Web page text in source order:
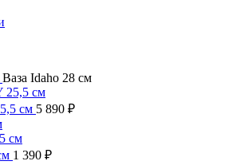
Ваза Idaho 28 см
см 5 890 ₽
1 390 ₽